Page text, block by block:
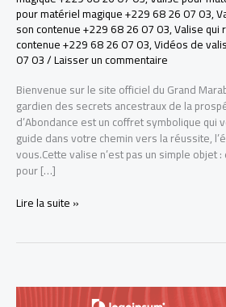
pour matériel magique +229 68 26 07 03,
son contenue +229 68 26 07 03,Valise qui
contenue +229 68 26 07 03,Vidéos de
07 03/Laisser un commentaire
Bienvenue sur le site officiel du Grand
gardien des secrets ancestraux de la
d’Abondance est un coffret symbolique qui
guide dans votre chemin vers la réussite,
vous.Cette valise n’est pas un simple objet
pour […]
LA
DEVENIR
Lire la suite »